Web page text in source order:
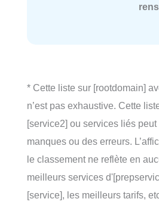
* Cette liste sur [rootdomain]
n’est pas exhaustive. Cette
[service2] ou services liés
manques ou des erreurs.
le classement ne reflète en
meilleurs services
[service], les meilleurs tarifs,